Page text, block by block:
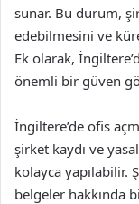
sunar. Bu durum,
edebilmesini ve
Ek olarak,
önemli bir güven
İngiltere’de ofis
şirket kaydı ve
kolayca yapılabilir.
belgeler hakkında